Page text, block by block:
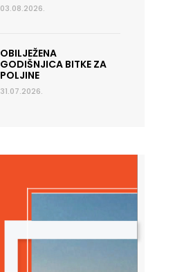
03.08.2026.
OBILJEŽENA
GODIŠNJICA BITKE ZA
POLJINE
31.07.2026.